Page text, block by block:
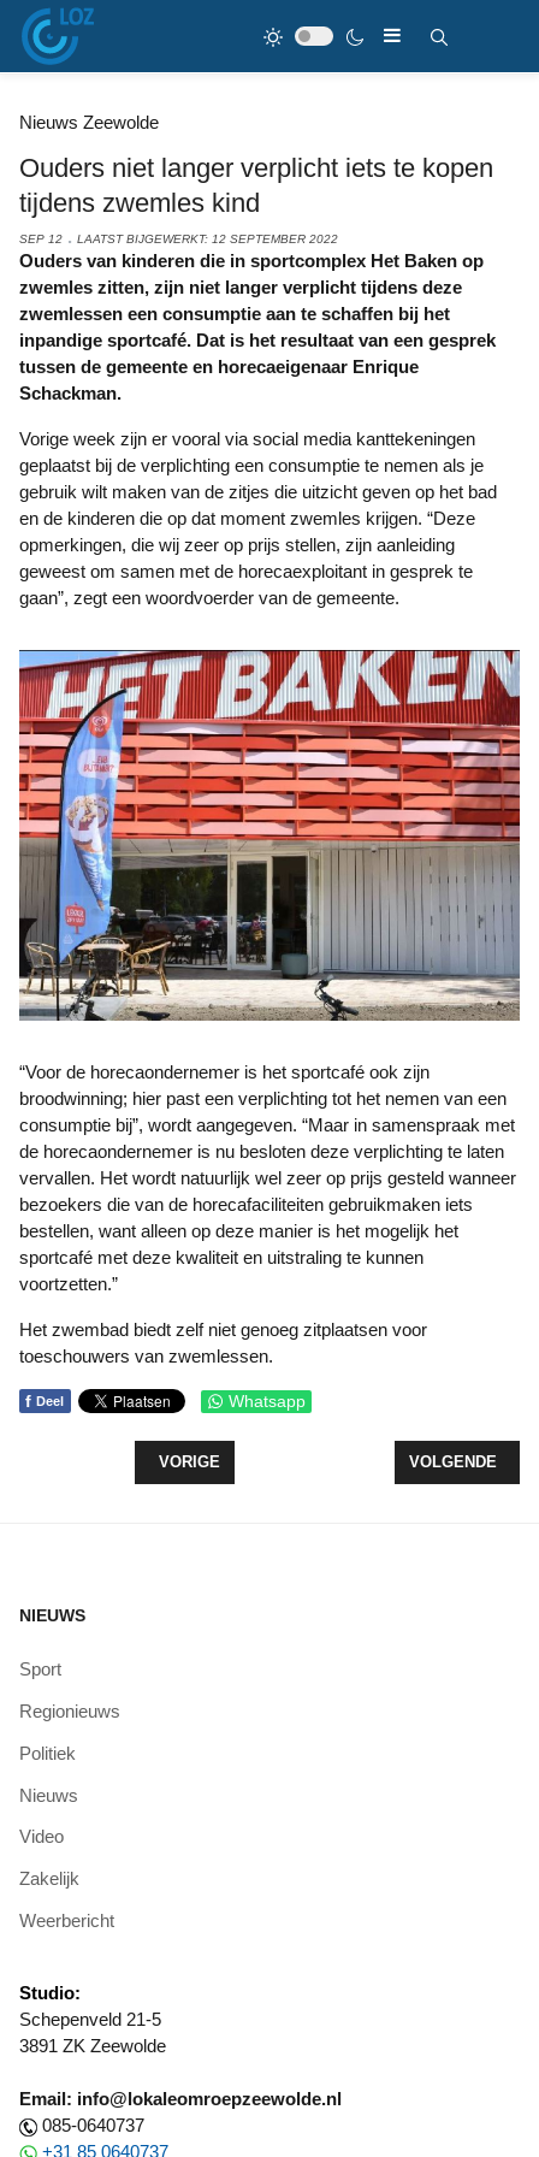
Nieuws Zeewolde
Ouders niet langer verplicht iets te kopen
tijdens zwemles kind
SEP 12 LAATST BIJGEWERKT: 12 SEPTEMBER 2022
Ouders van kinderen die in sportcomplex Het Baken op
zwemles zitten, zijn niet langer verplicht tijdens deze
zwemlessen een consumptie aan te schaffen bij het
inpandige sportcafé. Dat is het resultaat van een gesprek
tussen de gemeente en horecaeigenaar Enrique
Schackman.
Vorige week zijn er vooral via social media kanttekeningen
geplaatst bij de verplichting een consumptie te nemen als je
gebruik wilt maken van de zitjes die uitzicht geven op het bad
en de kinderen die op dat moment zwemles krijgen. “Deze
opmerkingen, die wij zeer op prijs stellen, zijn aanleiding
geweest om samen met de horecaexploitant in gesprek te
gaan”, zegt een woordvoerder van de gemeente.
“Voor de horecaondernemer is het sportcafé ook zijn
broodwinning; hier past een verplichting tot het nemen van een
consumptie bij”, wordt aangegeven. “Maar in samenspraak met
de horecaondernemer is nu besloten deze verplichting te laten
vervallen. Het wordt natuurlijk wel zeer op prijs gesteld wanneer
bezoekers die van de horecafaciliteiten gebruikmaken iets
bestellen, want alleen op deze manier is het mogelijk het
sportcafé met deze kwaliteit en uitstraling te kunnen
voortzetten.”
Het zwembad biedt zelf niet genoeg zitplaatsen voor
toeschouwers van zwemlessen.
f Deel Whatsapp
VORIG ARTIKEL: LEEN-AED OP FLEVOPLEIN
VORIGE VOLGENDE
VOLGENDE
NIEUWS
Sport
Regionieuws
Politiek
Nieuws
Video
Zakelijk
Weerbericht
Studio:
Schepenveld 21-5
3891 ZK Zeewolde
Email: info@lokaleomroepzeewolde.nl
085-0640737
+31 85 0640737